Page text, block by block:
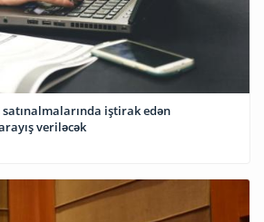
iştirak edən
veriləcək